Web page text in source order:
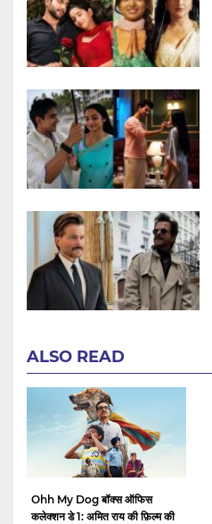
ALSO READ
Ohh My Dog बॉक्स ऑफिस
कलेक्शन डे 1: अमित राय की फ़िल्म की